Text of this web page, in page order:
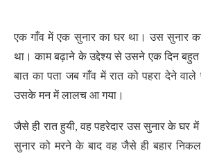
एक गाँव में एक सुनार का घर था। उस सुनार
था। काम बढ़ाने के उद्देश्य से उसने एक दिन बहुत
बात का पता जब गाँव में रात को पहरा देने वाले
उसके मन में लालच आ गया।
जैसे ही रात हुयी, वह पहरेदार उस सुनार के घर
सुनार को मरने के बाद वह जैसे ही बहार